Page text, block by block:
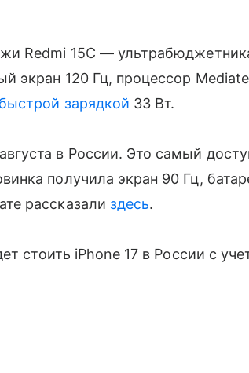
Redmi 15C —
экран 120 Гц, процессор
быстрой зарядкой 33 Вт.
в России. Это самый
получила экран 90 Гц,
рассказали здесь.
стоить iPhone 17 в России с